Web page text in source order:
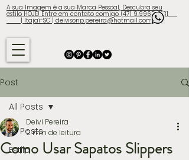
A sua Imagem é a sua Marca Pessoal, Descubra seu
estilo HOJE! Entre em contato comigo (47) 9.9960-3131
| Itajaí-SC | deivisonp.pereira@hotmail.com
Post
All Posts
Estilo
All Posts
Como Usar Sapatos Slippers
Deivi Pereira
2 min de leitura